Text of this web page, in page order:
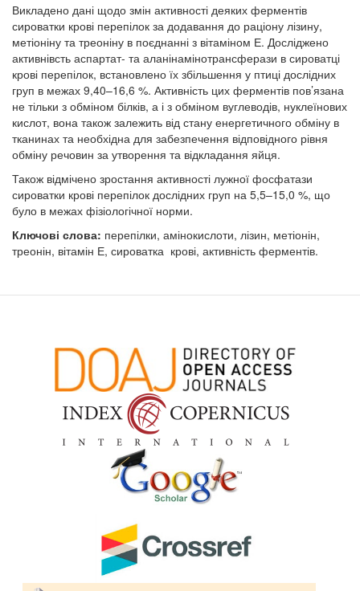
Викладено дані щодо змін активності деяких ферментів
сироватки крові перепілок за додавання до раціону лізину,
метіоніну та треоніну в поєднанні з вітаміном Е. Досліджено
активнівсть аспартат- та аланінамінотрансферази в сироватці
крові перепілок, встановлено їх збільшення у птиці дослідних
груп в межах 9,40–16,6 %. Активність цих ферментів пов’язана
не тільки з обміном білків, а і з обміном вуглеводів, нуклеїнових
кислот, вона також залежить від стану енергетичного обміну в
тканинах та необхідна для забезпечення відповідного рівня
обміну речовин за утворення та відкладання яйця.
Також відмічено зростання активності лужної фосфатази
сироватки крові перепілок дослідних груп на 5,5–15,0 %, що
було в межах фізіологічної норми.
Ключові слова: перепілки, амінокислоти, лізин, метіонін,
треонін, вітамін Е, сироватка крові, активність ферментів.